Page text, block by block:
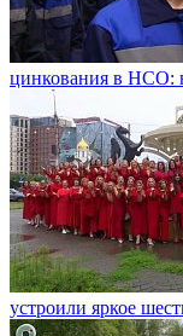
цинкования в НСО:
устроили яркое